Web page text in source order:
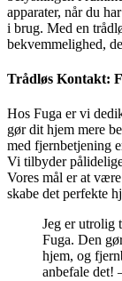
apparater, når du
i brug. Med en
bekvemmelighed,
Trådløs Kontakt:
Hos Fuga er vi
gør dit hjem mere
med fjernbetjening
Vi tilbyder
Vores mål er at
skabe det perfekte
Jeg er utrolig
Fuga. Den
hjem, og
anbefale det!